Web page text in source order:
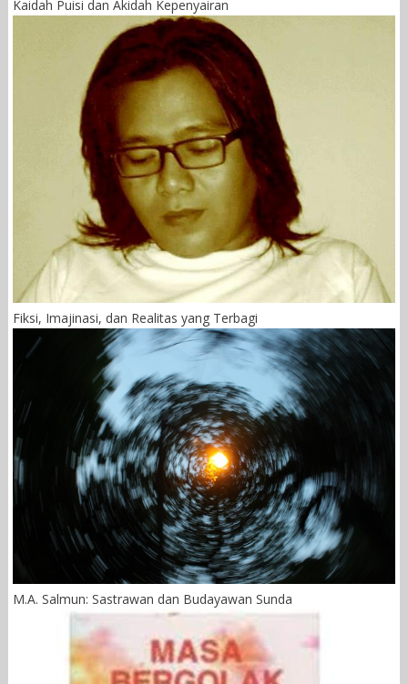
Kaidah Puisi dan Akidah Kepenyairan
Fiksi, Imajinasi, dan Realitas yang Terbagi
M.A. Salmun: Sastrawan dan Budayawan Sunda